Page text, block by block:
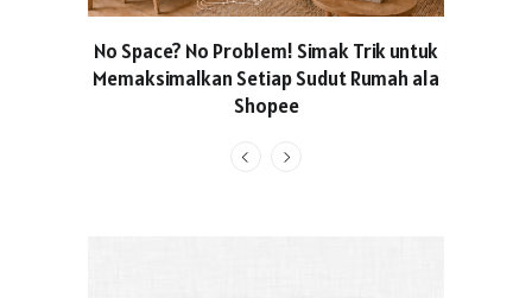
No Space? No Problem! Simak Trik untuk
Memaksimalkan Setiap Sudut Rumah ala
Shopee